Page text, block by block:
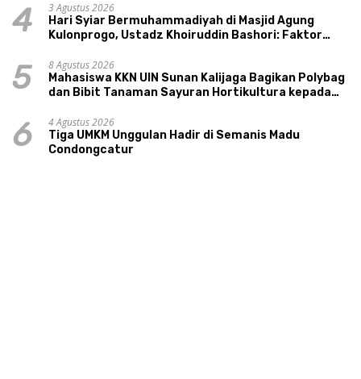
4
3 Agustus 2026
Hari Syiar Bermuhammadiyah di Masjid Agung
Kulonprogo, Ustadz Khoiruddin Bashori: Faktor
5
8 Agustus 2026
Mahasiswa KKN UIN Sunan Kalijaga Bagikan Polybag
dan Bibit Tanaman Sayuran Hortikultura kepada
6
4 Agustus 2026
Tiga UMKM Unggulan Hadir di Semanis Madu
Condongcatur